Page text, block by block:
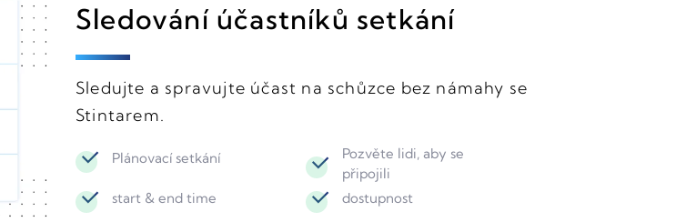
Sledování účastníků setkání
Sledujte a spravujte účast na schůzce bez námahy se
Stintarem.
Plánovací setkání
Pozvěte lidi, aby se
připojili
start & end time
dostupnost